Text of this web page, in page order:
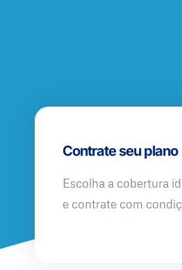
Contrate seu plano
Escolha a cobertura
e contrate com